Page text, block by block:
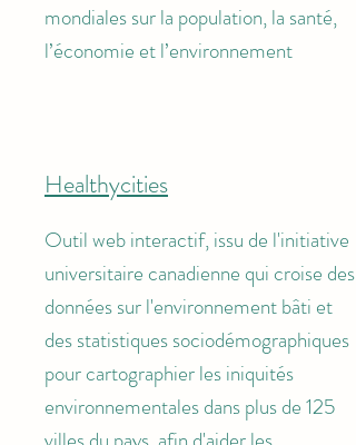
mondiales sur la population, la santé,
l’économie et l’environnement
Healthycities
Outil web interactif, issu de l'initiative
universitaire canadienne qui croise des
données sur l'environnement bâti et
des statistiques sociodémographiques
pour cartographier les iniquités
environnementales dans plus de 125